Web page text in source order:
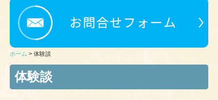
私たちについて
膠原病について
活動案内
会報 くじらくん
ホーム 体験談
体験談